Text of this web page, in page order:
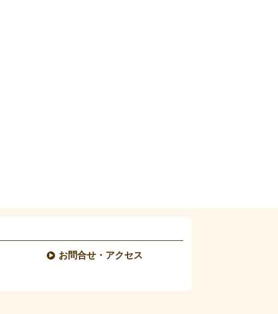
お問合せ・アクセス